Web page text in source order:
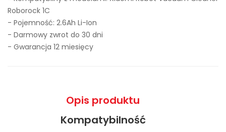
Roborock 1C
- Pojemność: 2.6Ah Li-Ion
- Darmowy zwrot do 30 dni
- Gwarancja 12 miesięcy
Opis produktu
Kompatybilność